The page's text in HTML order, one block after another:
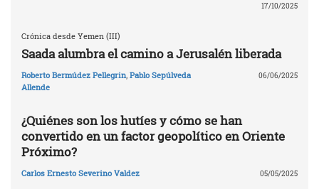
17/10/2025
Crónica desde Yemen (III)
Saada alumbra el camino a Jerusalén liberada
Roberto Bermúdez Pellegrin, Pablo Sepúlveda
Allende
06/06/2025
¿Quiénes son los hutíes y cómo se han
convertido en un factor geopolítico en Oriente
Próximo?
Carlos Ernesto Severino Valdez 05/05/2025